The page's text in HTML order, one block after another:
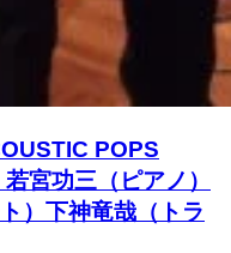
POPS
宮功三（ピアノ）
）下神竜哉（トラ